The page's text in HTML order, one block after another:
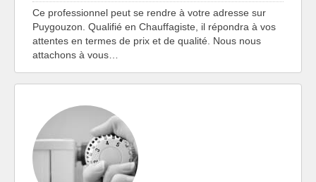
Ce professionnel peut se rendre à votre adresse sur
Puygouzon. Qualifié en Chauffagiste, il répondra à vos
attentes en termes de prix et de qualité. Nous nous
attachons à vous…